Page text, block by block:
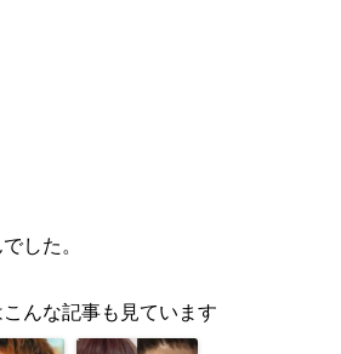
した。
んな記事も見ています